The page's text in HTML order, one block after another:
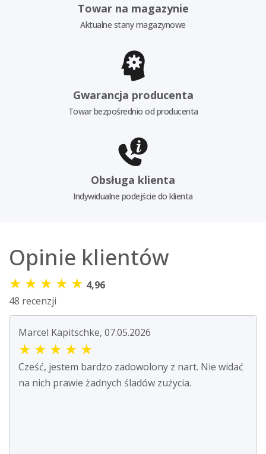
Towar na magazynie
Aktualne stany magazynowe
Gwarancja producenta
Towar bezpośrednio od producenta
Obsługa klienta
Indywidualne podejście do klienta
Opinie klientów
★ ★ ★ ★ ★ 4,96
48 recenzji
Marcel Kapitschke, 07.05.2026
★ ★ ★ ★ ★
Cześć, jestem bardzo zadowolony z nart. Nie widać
na nich prawie żadnych śladów zużycia.